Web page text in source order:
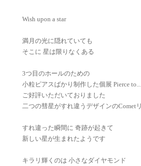
Wish upon a star
満月の光に隠れていても
そこに 星は限りなくある
3つ目のホールのための
小粒ピアスばかり制作した個展 Pierce
ご好評いただいておりました
二つの彗星がすれ違うデザインのComet
すれ違った瞬間に 奇跡が起きて
新しい星が生まれたようです
キラリ輝くのは 小さなダイヤモンド